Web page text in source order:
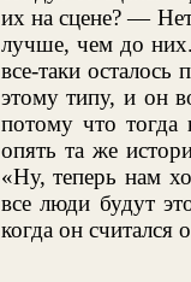
их на сцене? —
лучше, чем до
все-таки
этому типу, и он
потому что
опять та же
«Ну, теперь нам
все люди будут
когда он